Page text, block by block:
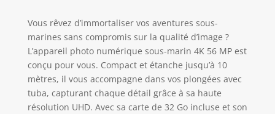
Vous rêvez d’immortaliser vos aventures sous-
marines sans compromis sur la qualité d’image ?
L’appareil photo numérique sous-marin 4K 56 MP est
conçu pour vous. Compact et étanche jusqu’à 10
mètres, il vous accompagne dans vos plongées avec
tuba, capturant chaque détail grâce à sa haute
résolution UHD. Avec sa carte de 32 Go incluse et son